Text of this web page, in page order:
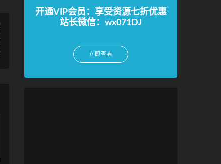
开通VIP会员：享受资源七折优惠
站长微信：wx071DJ
立即查看